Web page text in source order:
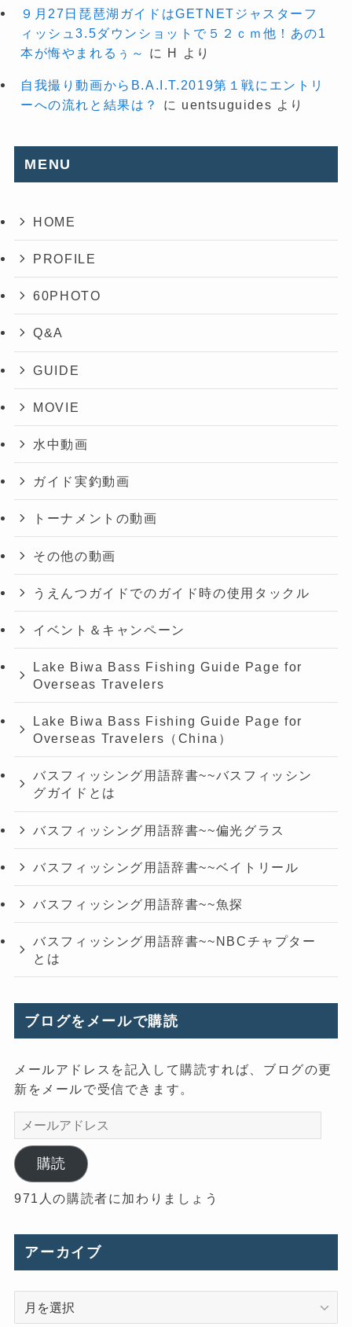
９月27日琵琶湖ガイドはGETNETジャスターフ
ィッシュ3.5ダウンショットで５２ｃｍ他！あの1
本が悔やまれるぅ～
に H より
自我撮り動画からB.A.I.T.2019第１戦にエントリ
ーへの流れと結果は？
に uentsuguides より
MENU
HOME
PROFILE
60PHOTO
Q&A
GUIDE
MOVIE
水中動画
ガイド実釣動画
トーナメントの動画
その他の動画
うえんつガイドでのガイド時の使用タックル
イベント＆キャンペーン
Lake Biwa Bass Fishing Guide Page for
Overseas Travelers
Lake Biwa Bass Fishing Guide Page for
Overseas Travelers（China）
バスフィッシング用語辞書~~バスフィッシン
グガイドとは
バスフィッシング用語辞書~~偏光グラス
バスフィッシング用語辞書~~ベイトリール
バスフィッシング用語辞書~~魚探
バスフィッシング用語辞書~~NBCチャプター
とは
ブログをメールで購読
メールアドレスを記入して購読すれば、ブログの更
新をメールで受信できます。
メ
ー
ル
ア
ド
ス
購読
971人の購読者に加わりましょう
アーカイブ